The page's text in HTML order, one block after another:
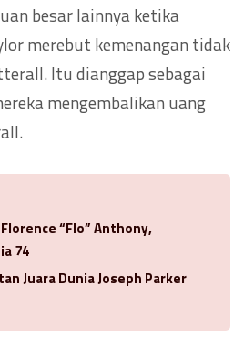
besar lainnya ketika
merebut kemenangan tidak
Itu dianggap sebagai
mengembalikan uang
“Flo” Anthony,
74
Juara Dunia Joseph Parker